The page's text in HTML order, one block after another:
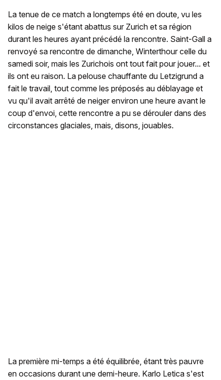
La tenue de ce match a longtemps été en doute, vu les
kilos de neige s'étant abattus sur Zurich et sa région
durant les heures ayant précédé la rencontre. Saint-Gall a
renvoyé sa rencontre de dimanche, Winterthour celle du
samedi soir, mais les Zurichois ont tout fait pour jouer... et
ils ont eu raison. La pelouse chauffante du Letzigrund a
fait le travail, tout comme les préposés au déblayage et
vu qu'il avait arrêté de neiger environ une heure avant le
coup d'envoi, cette rencontre a pu se dérouler dans des
circonstances glaciales, mais, disons, jouables.
La première mi-temps a été équilibrée, étant très pauvre
en occasions durant une demi-heure. Karlo Letica s'est